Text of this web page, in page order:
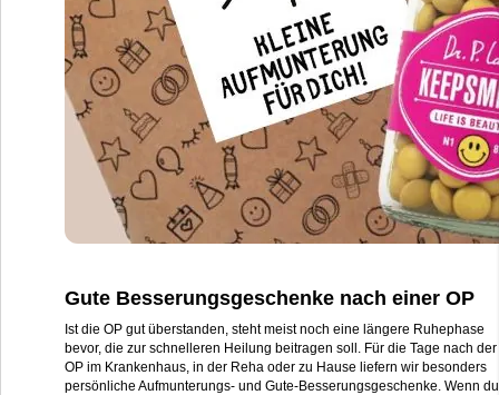
Gute Besserungsgeschenke nach einer OP
Ist die OP gut überstanden, steht meist noch eine längere Ruhephase
bevor, die zur schnelleren Heilung beitragen soll. Für die Tage nach der
OP im Krankenhaus, in der Reha oder zu Hause liefern wir besonders
persönliche Aufmunterungs- und Gute-Besserungsgeschenke. Wenn du